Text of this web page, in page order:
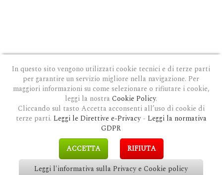
PRIVACY E COOKIE POLICY | COOKIE POLICY|CONDIZIONI GENERALI D'USO|GDPR
| GDPR RICHIESTA CANCELLAZIONE
COPYRIGHT © 2018 CLAUDIOSGARBI.COM - TUTTI I DIRITTI RISERVATI.
SITE BYGUALDI PROMOTION&LP-STUDIO
In questo sito vengono utilizzati cookie tecnici e di terze parti
per garantire un servizio migliore nella navigazione. Per
maggiori informazioni su come selezionare o rifiutare i cookie,
leggi la nostra Cookie Policy.
Cliccando sul tasto Accetta acconsenti all’uso di cookie di
terze parti. Leggi le Direttive e-Privacy- Leggi la normativa
GDPR
ACCETTA
RIFIUTA
Leggi l'informativa sulla Privacy e Cookie policy